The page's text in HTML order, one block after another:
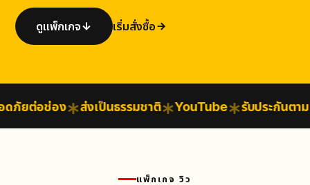
ดูแพ็กเกจ เริ่มสั่งซื้อ
ยต่อช่อง ส่งเป็นธรรมชาติ YouTube รับประกันตามเงื่
แพ็กเกจ วิว